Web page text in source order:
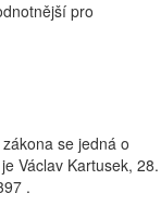
pro
se jedná o
Václav Kartusek, 28.
.